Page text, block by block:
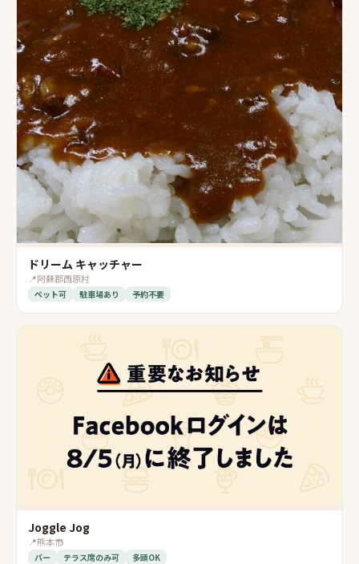
ドリーム キャッチャー
📍阿蘇郡西原村
ペット可 駐車場あり 予約不要
Joggle Jog
📍熊本市
バー テラス席のみ可 多頭OK